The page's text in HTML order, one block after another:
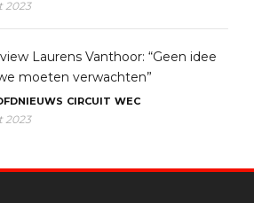
2023
Laurens Vanthoor: “Geen idee
moeten verwachten”
CIRCUIT WEC
2023